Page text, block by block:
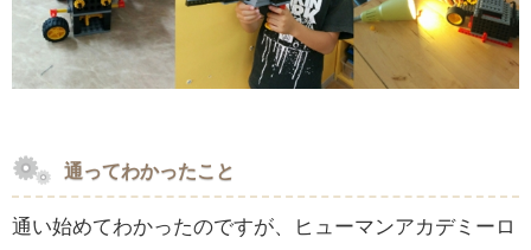
通ってわかったこと
通い始めてわかったのですが、ヒューマンアカデミーロ